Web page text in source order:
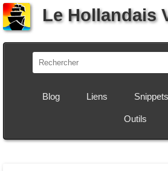
Le Hollandais
Blog Liens Snippets
Outils